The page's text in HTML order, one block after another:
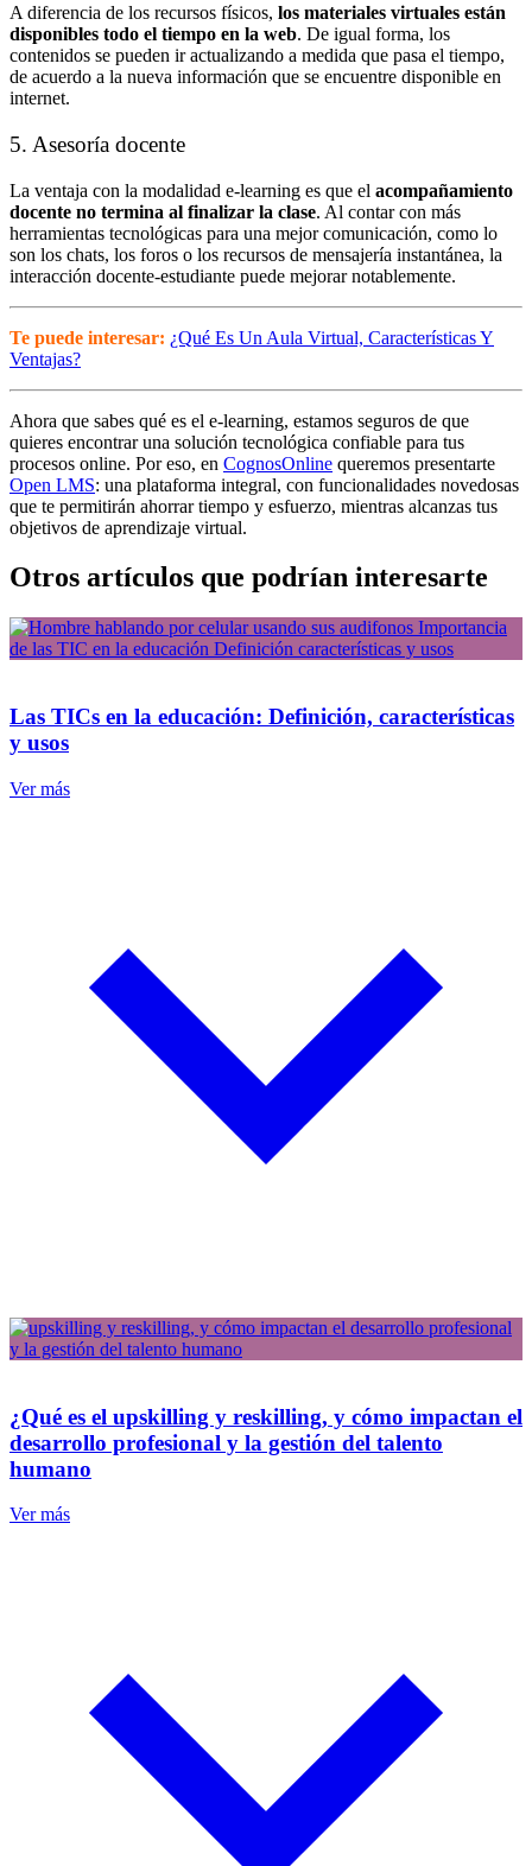
A diferencia de los recursos físicos, los materiales virtuales están
disponibles todo el tiempo en la web. De igual forma, los
contenidos se pueden ir actualizando a medida que pasa el tiempo,
de acuerdo a la nueva información que se encuentre disponible en
internet.
5. Asesoría docente
La ventaja con la modalidad e-learning es que el acompañamiento
docente no termina al finalizar la clase. Al contar con más
herramientas tecnológicas para una mejor comunicación, como lo
son los chats, los foros o los recursos de mensajería instantánea, la
interacción docente-estudiante puede mejorar notablemente.
Te puede interesar: ¿Qué Es Un Aula Virtual, Características Y
Ventajas?
Ahora que sabes qué es el e-learning, estamos seguros de que
quieres encontrar una solución tecnológica confiable para tus
procesos online. Por eso, en CognosOnline queremos presentarte
Open LMS: una plataforma integral, con funcionalidades novedosas
que te permitirán ahorrar tiempo y esfuerzo, mientras alcanzas tus
objetivos de aprendizaje virtual.
Otros artículos que podrían interesarte
Las TICs en la educación: Definición, características
y usos
Ver más
¿Qué es el upskilling y reskilling, y cómo impactan el
desarrollo profesional y la gestión del talento
humano
Ver más